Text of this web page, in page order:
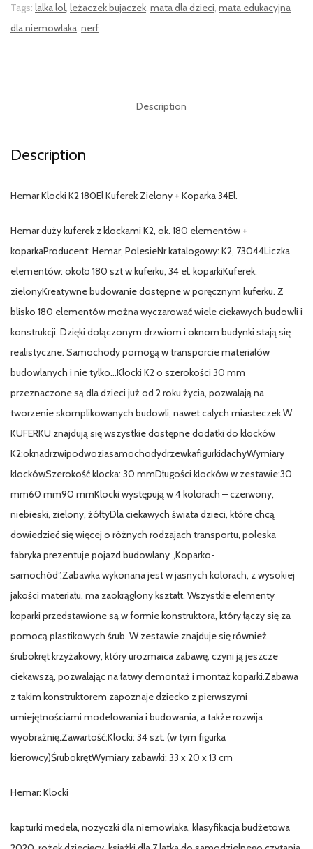
Tags: lalka lol, leżaczek bujaczek, mata dla dzieci, mata edukacyjna
dla niemowlaka, nerf
Description
Description
Hemar Klocki K2 180El Kuferek Zielony + Koparka 34El.
Hemar duży kuferek z klockami K2, ok. 180 elementów +
koparkaProducent: Hemar, PolesieNr katalogowy: K2, 73044Liczka
elementów: około 180 szt w kuferku, 34 el. koparkiKuferek:
zielonyKreatywne budowanie dostępne w poręcznym kuferku. Z
blisko 180 elementów można wyczarować wiele ciekawych budowli i
konstrukcji. Dzięki dołączonym drzwiom i oknom budynki stają się
realistyczne. Samochody pomogą w transporcie materiałów
budowlanych i nie tylko…Klocki K2 o szerokości 30 mm
przeznaczone są dla dzieci już od 2 roku życia, pozwalają na
tworzenie skomplikowanych budowli, nawet całych miasteczek.W
KUFERKU znajdują się wszystkie dostępne dodatki do klocków
K2:oknadrzwipodwoziasamochodydrzewkafigurkidachyWymiary
klockówSzerokość klocka: 30 mmDługości klocków w zestawie:30
mm60 mm90 mmKlocki występują w 4 kolorach – czerwony,
niebieski, zielony, żółtyDla ciekawych świata dzieci, które chcą
dowiedzieć się więcej o różnych rodzajach transportu, poleska
fabryka prezentuje pojazd budowlany „Koparko-
samochód”.Zabawka wykonana jest w jasnych kolorach, z wysokiej
jakości materiału, ma zaokrąglony kształt. Wszystkie elementy
koparki przedstawione są w formie konstruktora, który łączy się za
pomocą plastikowych śrub. W zestawie znajduje się również
śrubokręt krzyżakowy, który urozmaica zabawę, czyni ją jeszcze
ciekawszą, pozwalając na łatwy demontaż i montaż koparki.Zabawa
z takim konstruktorem zapoznaje dziecko z pierwszymi
umiejętnościami modelowania i budowania, a także rozwija
wyobraźnię.Zawartość:Klocki: 34 szt. (w tym figurka
kierowcy)ŚrubokrętWymiary zabawki: 33 x 20 x 13 cm
Hemar: Klocki
kapturki medela, nozyczki dla niemowlaka, klasyfikacja budżetowa